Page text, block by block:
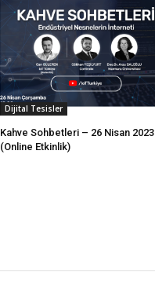
Dijital Tesisler
Kahve Sohbetleri – 26 Nisan 2023
(Online Etkinlik)